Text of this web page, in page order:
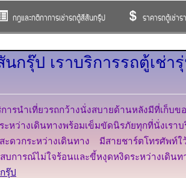
กฎและกติกาการเช่ารถตู้สีสันกรุ๊ป ราคารถตู้เช่า
กรุ๊ป เราบริการรถตู้เช่
รนำเที่ยวรถกว้างนั่งสบายด้านหลังมีที่เก็บ
หว่างเดินทางพร้อมเข็มขัดนิรภัยทุกที่นั่งเรา
ะดวกระหว่างเดินทาง มีสายชาร์ตโทรศัพ
บการณ์ไม่ใจร้อนและขี้หงุดหงิดระหว่างเดิน
รุ๊ป